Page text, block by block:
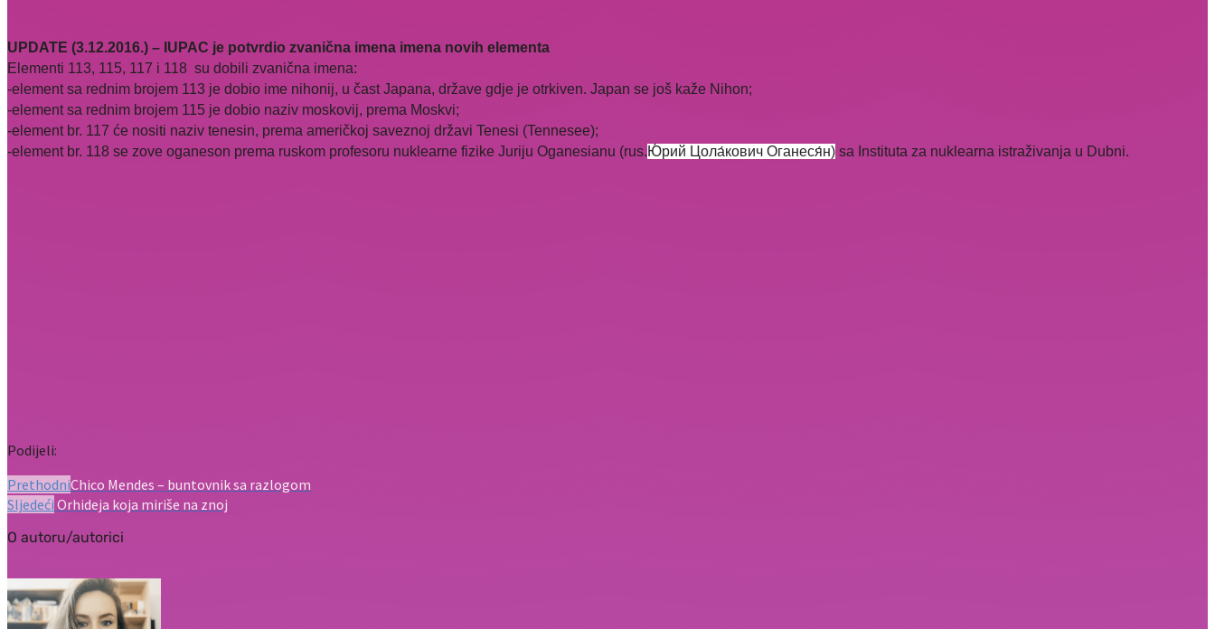
UPDATE (3.12.2016.) – IUPAC je potvrdio zvanična imena imena novih elementa
Elementi 113, 115, 117 i 118 su dobili zvanična imena:
-element sa rednim brojem 113 je dobio ime nihonij, u čast Japana, države gdje je otrkiven. Japan se još kaže Nihon;
-element sa rednim brojem 115 je dobio naziv moskovij, prema Moskvi;
-element br. 117 će nositi naziv tenesin, prema američkoj saveznoj državi Tenesi (Tennesee);
-element br. 118 se zove oganeson prema ruskom profesoru nuklearne fizike Juriju Oganesianu (rus.Ю́рий Цола́кович Оганеся́н) sa Instituta za nuklearna istraživanja u Dubni.
Podijeli:
PrethodniChico Mendes – buntovnik sa razlogom
Sljedeći Orhideja koja miriše na znoj
O autoru/autorici